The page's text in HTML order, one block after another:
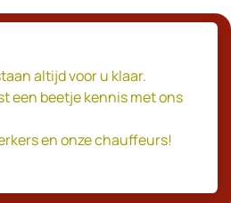
altijd voor u klaar.
een beetje kennis met ons
en onze chauffeurs!